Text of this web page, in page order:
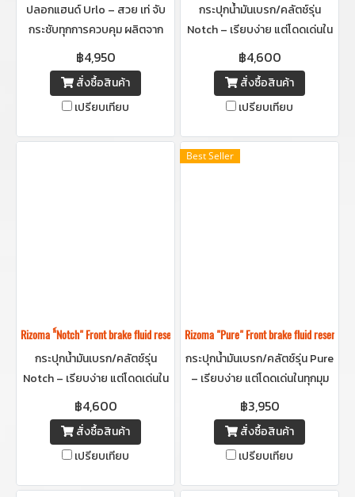
ปลอกแฮนด์ Urlo – สวย เท่ จับ
กระชับทุกการควบคุม ผลิตจาก
อะลูมิเนียม Billet ทั้งชิ้น ขนาด Ø
22 มม. มาพร้อมดีไซน์ที่จับถนัดมือ
฿4,950
สั่งซื้อสินค้า
เปรียบเทียบ
กระปุกน้ำมันเบรก/คลัตช์รุ่น
Notch – เรียบง่าย แต่โดดเด่นใน
ทุกมุมมอง ดีไซน์มินิมอลแต่ดูแพง
ด้วยการออกแบบที่ใส่ใจทุกราย
ละเอียด
฿4,600
สั่งซื้อสินค้า
เปรียบเทียบ
Rizoma "์Notch" Front brake fluid reservoir -กระปุกน้ำมันเบรกริโซม่า (ใบให
กระปุกน้ำมันเบรก/คลัตช์รุ่น
Notch – เรียบง่าย แต่โดดเด่นใน
ทุกมุมมอง ดีไซน์มินิมอลแต่ดูแพง
ด้วยการออกแบบที่ใส่ใจทุกราย
ละเอียด
฿4,600
สั่งซื้อสินค้า
เปรียบเทียบ
Best Seller
Rizoma "Pure" Front brake fluid
กระปุกน้ำมันเบรก/คลัตช์รุ่น Pure
– เรียบง่าย แต่โดดเด่นในทุกมุม
มอง ดีไซน์มินิมอลแต่ดูแพงมอง
เห็นน้ำมันข้างในด้วยการออกแบบ
ที่ใส่ใจทุกรายละเอียด
฿3,950
สั่งซื้อสินค้า
เปรียบเทียบ